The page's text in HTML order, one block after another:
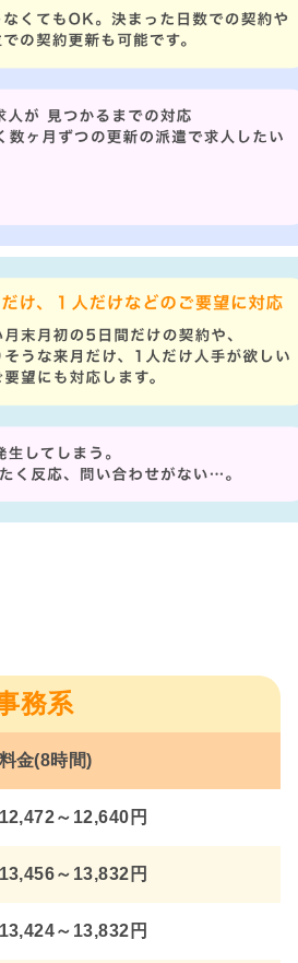
務系
料金(8時間)
12,472～12,640円
13,456～13,832円
13,424～13,832円